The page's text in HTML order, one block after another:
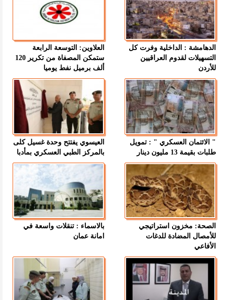
الدهامشة : الداخلية وفرت كل
التسهيلات لقدوم العراقيين
للأردن
العلاوين: التوسعة الرابعة
ستمكن المصفاة من تكرير 120
ألف برميل نفط يوميا
" الائتمان العسكري " : تمويل
طلبات بقيمة 13 مليون دينار
العيسوي يفتتح وحدة غسيل كلى
بالمركز الطبي العسكري بمأدبا
الصحة: مخزون استراتيجي
للأمصال المضادة للدغات
الأفاعي
بالاسماء : تنقلات واسعة في
امانة عمان